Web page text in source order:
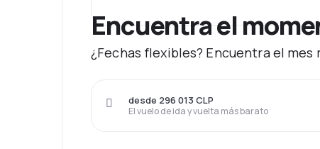
Encuentra el
¿Fechas flexibles? Encuentra el mes
El vuelo de ida y vuelta más barato
desde 296 013 CLP